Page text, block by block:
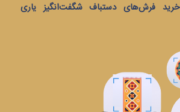
فرش‌های دستباف شگفت‌انگیز یاری